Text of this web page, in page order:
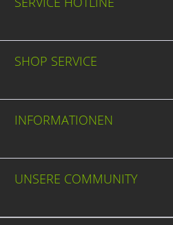
SHOP SERVICE
INFORMATIONEN
UNSERE COMMUNITY